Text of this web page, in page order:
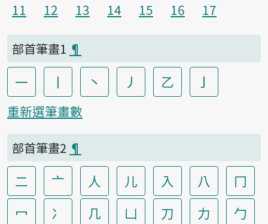
11
12 13 14 15 16 17
部首筆畫1 ¶
一 丨 丶 丿 乙 亅
重新選筆畫數
部首筆畫2 ¶
二 亠 人 儿 入 八
冂
冖
冫 几 凵 刀 力
勹